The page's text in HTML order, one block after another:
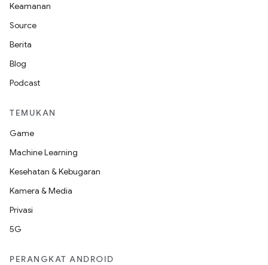
Keamanan
Source
Berita
Blog
Podcast
TEMUKAN
Game
Machine Learning
Kesehatan & Kebugaran
Kamera & Media
Privasi
5G
PERANGKAT ANDROID